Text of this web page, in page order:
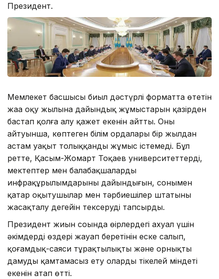
Президент.
Мемлекет басшысы биыл дәстүрлі форматта өтетін
жаңа оқу жылына дайындық жұмыстарын қазірден
бастап қолға алу қажет екенін айтты. Оның
айтуынша, көптеген білім ордалары бір жылдан
астам уақыт толыққанды жұмыс істемеді. Бұл
ретте, Қасым-Жомарт Тоқаев университеттердің,
мектептер мен балабақшалардың
инфрақұрылымдарының дайындығын, сонымен
қатар оқытушылар мен тәрбиешілер штатының
жасақталу деңгейін тексеруді тапсырды.
Президент жиын соңында өңірлердегі ахуал үшін
әкімдердің өздері жауап беретінін еске салып,
қоғамдық-саяси тұрақтылықты және орнықты
дамуды қамтамасыз ету олардың тікелей міндеті
екенін атап өтті.